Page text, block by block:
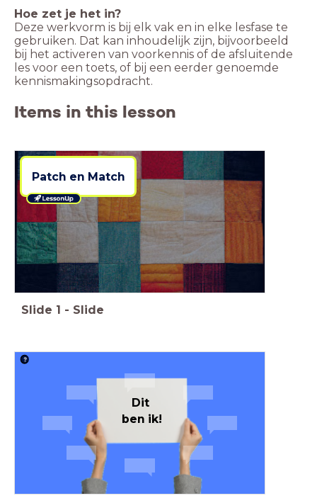
Deze werkvorm is bij elk vak en in elke lesfase te
gebruiken. Dat kan inhoudelijk zijn, bijvoorbeeld
bij het activeren van voorkennis of de afsluitende
les voor een toets, of bij een eerder genoemde
kennismakingsopdracht.
Items in this lesson
Patch en Match
Slide 1 - Slide
Dit
ben ik!